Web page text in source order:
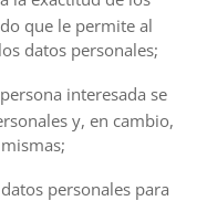
que le permite al
datos personales;
interesada se
y, en cambio,
personales para